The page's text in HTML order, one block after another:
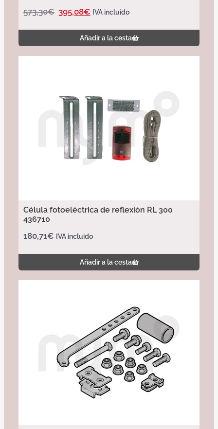
573,30€ 395,08€ IVA incluido
Añadir a la cesta
Célula fotoeléctrica de reflexión RL 300
436710
180,71€ IVA incluido
Añadir a la cesta